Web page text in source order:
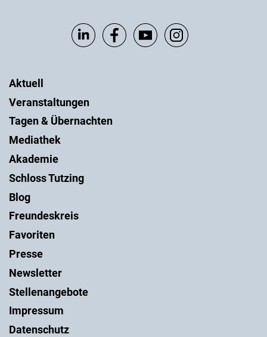
Aktuell
Veranstaltungen
Tagen & Übernachten
Mediathek
Akademie
Schloss Tutzing
Blog
Freundeskreis
Favoriten
Presse
Newsletter
Stellenangebote
Impressum
Datenschutz